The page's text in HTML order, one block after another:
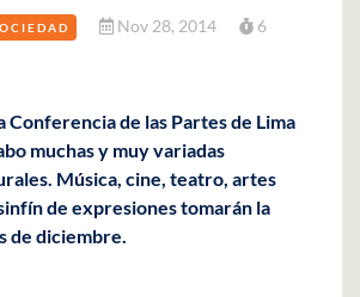
Nov 28, 2014
6
Conferencia de las Partes de Lima
muchas y muy variadas
Música, cine, teatro, artes
de expresiones tomarán la
de diciembre.